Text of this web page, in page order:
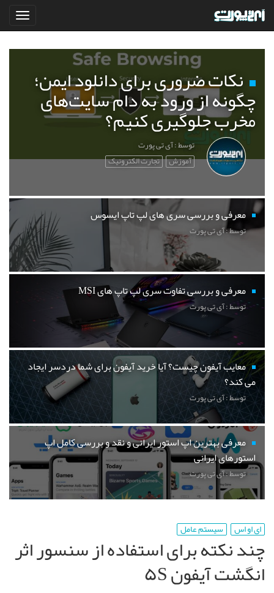
نکات ضروری برای دانلود ایمن؛
چگونه از ورود به دام سایت‌های
مخرب جلوگیری کنیم؟
توسط : آی تی پورت
آموزش تجارت الکترونیک
معرفی و بررسی سری های لپ تاپ ایسوس
توسط : آی تی پورت
معرفی و بررسی تفاوت سری لپ تاپ های MSI
توسط : آی تی پورت
معایب آیفون چیست؟ آیا خرید آیفون برای شما دردسر ایجاد
می کند؟
توسط : آی تی پورت
معرفی بهترین اپ استور ایرانی و نقد و بررسی کامل اپ
استورهای ایرانی
توسط : آی تی پورت
ای او اس سیستم عامل
چند نکته برای استفاده از سنسور اثر
انگشت آیفون ۵S